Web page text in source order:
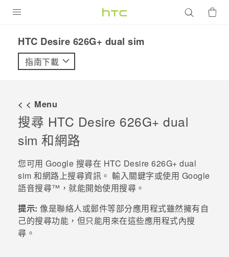
VIVE
配件
VIVERSE
優惠專區
焦點訊息
企業採購
銷售門市
銷售通路
支援服務
VIVELAND
HTC Desire 626G+ dual sim‎
指南下載
< < Menu
搜尋 HTC Desire 626G+ dual
sim 和網路
您可用 Google 搜尋在 HTC Desire 626G+ dual
sim 和網路上搜尋資訊。 輸入關鍵字或使用 Google
語音搜尋™ ，就能開始使用搜尋。
提示: 像是聯絡人或郵件等部分應用程式雖然擁有自
己的搜尋功能，但只能用來在這些應用程式內搜
尋。